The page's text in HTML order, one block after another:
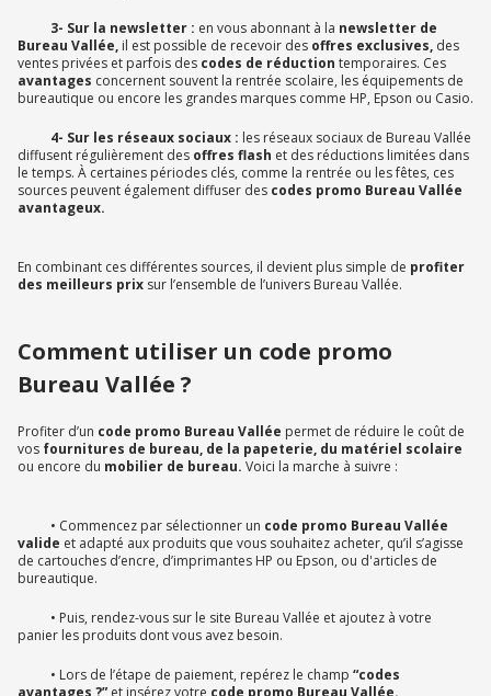
3- Sur la newsletter : en vous abonnant à la newsletter de
Bureau Vallée, il est possible de recevoir des offres exclusives, des
ventes privées et parfois des codes de réduction temporaires. Ces
avantages concernent souvent la rentrée scolaire, les équipements de
bureautique ou encore les grandes marques comme HP, Epson ou Casio.
4- Sur les réseaux sociaux : les réseaux sociaux de Bureau Vallée
diffusent régulièrement des offres flash et des réductions limitées dans
le temps. À certaines périodes clés, comme la rentrée ou les fêtes, ces
sources peuvent également diffuser des codes promo Bureau Vallée
avantageux.
En combinant ces différentes sources, il devient plus simple de profiter
des meilleurs prix sur l’ensemble de l’univers Bureau Vallée.
Comment utiliser un code promo
Bureau Vallée ?
Profiter d’un code promo Bureau Vallée permet de réduire le coût de
vos fournitures de bureau, de la papeterie, du matériel scolaire
ou encore du mobilier de bureau. Voici la marche à suivre :
• Commencez par sélectionner un code promo Bureau Vallée
valide et adapté aux produits que vous souhaitez acheter, qu’il s’agisse
de cartouches d’encre, d’imprimantes HP ou Epson, ou d'articles de
bureautique.
• Puis, rendez-vous sur le site Bureau Vallée et ajoutez à votre
panier les produits dont vous avez besoin.
• Lors de l’étape de paiement, repérez le champ “codes